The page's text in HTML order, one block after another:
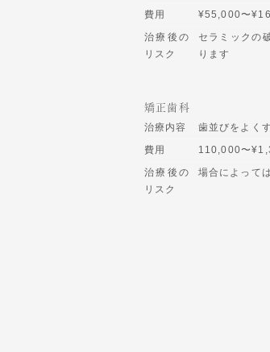
費用
¥55,000〜
治療後の
リスク
セラミックの
ります
矯正歯科
治療内容
歯並びをよく
費用
110,000〜
治療後の
リスク
場合によって